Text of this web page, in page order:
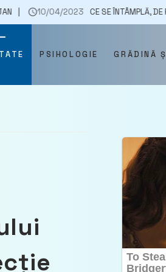
2023 CE SE ÎNTÂMPLĂ, DE FAPT,
PSIHOLOGIE GRĂDINĂ